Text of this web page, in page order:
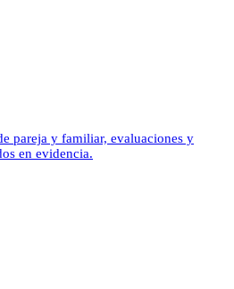
pareja y familiar, evaluaciones y
en evidencia.